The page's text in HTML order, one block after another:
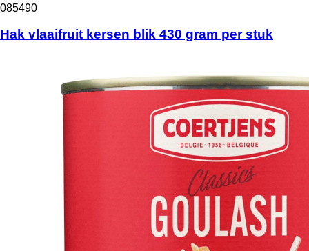
085490
Hak vlaaifruit kersen blik 430 gram per stuk